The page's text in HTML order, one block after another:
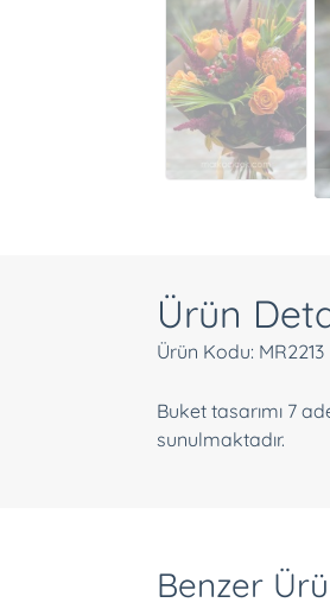
Ürün
Ürün Kodu: MR2213
Buket tasarımı 7
sunulmaktadır.
Benzer